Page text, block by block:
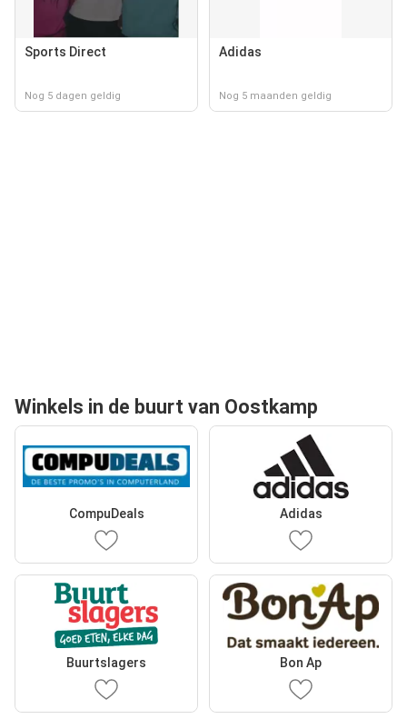
Sports Direct
Nog 5 dagen geldig
Adidas
Nog 5 maanden geldig
Winkels in de buurt van Oostkamp
CompuDeals Adidas
Buurtslagers Bon Ap